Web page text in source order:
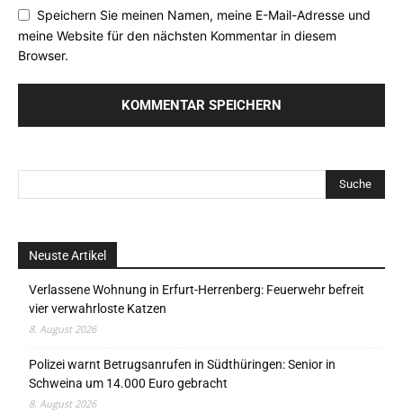
Speichern Sie meinen Namen, meine E-Mail-Adresse und
meine Website für den nächsten Kommentar in diesem
Browser.
Neuste Artikel
Verlassene Wohnung in Erfurt-Herrenberg: Feuerwehr befreit
vier verwahrloste Katzen
8. August 2026
Polizei warnt Betrugsanrufen in Südthüringen: Senior in
Schweina um 14.000 Euro gebracht
8. August 2026